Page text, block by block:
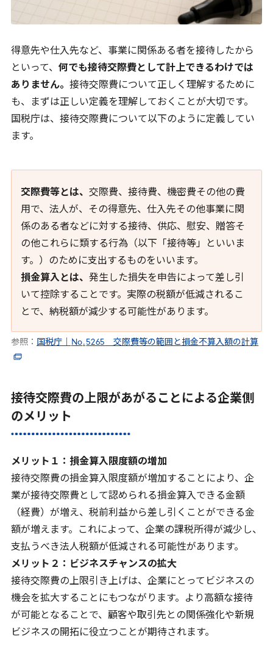
得意先や仕入先など、事業に関係ある者を接待したから
といって、 何でも接待交際費として計上できるわけでは
ありません。 接待交際費について正しく理解するために
も、まずは正しい定義を理解しておくことが大切です。
国税庁は、接待交際費について以下のように定義してい
ます。
交際費等とは、 交際費、接待費、機密費その他の費
用で、法人が、その得意先、仕入先その他事業に関
係のある者などに対する接待、供応、慰安、贈答そ
の他これらに類する行為（以下「接待等」といいま
す。）のために支出するものをいいます。
損金算入とは、 発生した損失を申告によって差し引
いて控除することです。実際の税額が低減されるこ
とで、納税額が減少する可能性があります。
参照： 国税庁｜ No.5265 交際費等の範囲と損金不算入額の計算
接待交際費の上限があがることによる企業側
のメリット
メリット１：損金算入限度額の増加
接待交際費の損金算入限度額が増加することにより、企
業が接待交際費として認められる損金算入できる金額
（経費）が増え、税前利益から差し引くことができる金
額が増えます。これによって、企業の課税所得が減少し、
支払うべき法人税額が低減される可能性があります。
メリット２：ビジネスチャンスの拡大
接待交際費の上限引き上げは、企業にとってビジネスの
機会を拡大することにもつながります。より高額な接待
が可能となることで、顧客や取引先との関係強化や新規
ビジネスの開拓に役立つことが期待されます。